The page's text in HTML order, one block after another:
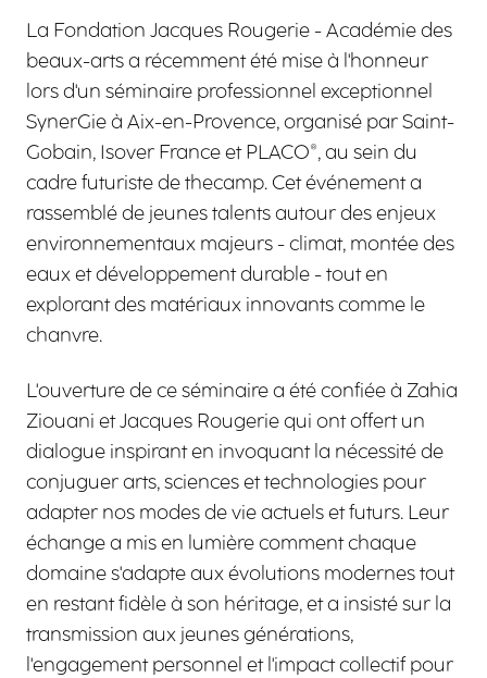
La Fondation Jacques Rougerie - Académie des
beaux-arts a récemment été mise à l'honneur
lors d'un séminaire professionnel exceptionnel
SynerGie à Aix-en-Provence, organisé par Saint-
Gobain, Isover France et PLACO®, au sein du
cadre futuriste de thecamp. Cet événement a
rassemblé de jeunes talents autour des enjeux
environnementaux majeurs - climat, montée des
eaux et développement durable - tout en
explorant des matériaux innovants comme le
chanvre.
L'ouverture de ce séminaire a été confiée à Zahia
Ziouani et Jacques Rougerie qui ont offert un
dialogue inspirant en invoquant la nécessité de
conjuguer arts, sciences et technologies pour
adapter nos modes de vie actuels et futurs. Leur
échange a mis en lumière comment chaque
domaine s'adapte aux évolutions modernes tout
en restant fidèle à son héritage, et a insisté sur la
transmission aux jeunes générations,
l'engagement personnel et l'impact collectif pour